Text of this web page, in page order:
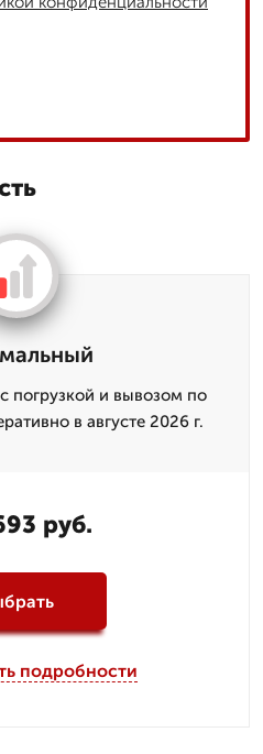
погрузкой и вывозом по
в августе 2026 г.
руб.
подробности